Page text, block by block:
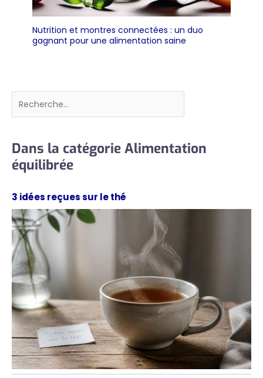
Nutrition et montres connectées : un duo
gagnant pour une alimentation saine
Rechercher
Dans la catégorie Alimentation
équilibrée
3 idées reçues sur le thé